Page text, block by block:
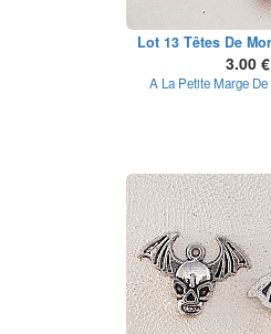
Lot 13 Têtes De
3.00 €
A La Petite Marge